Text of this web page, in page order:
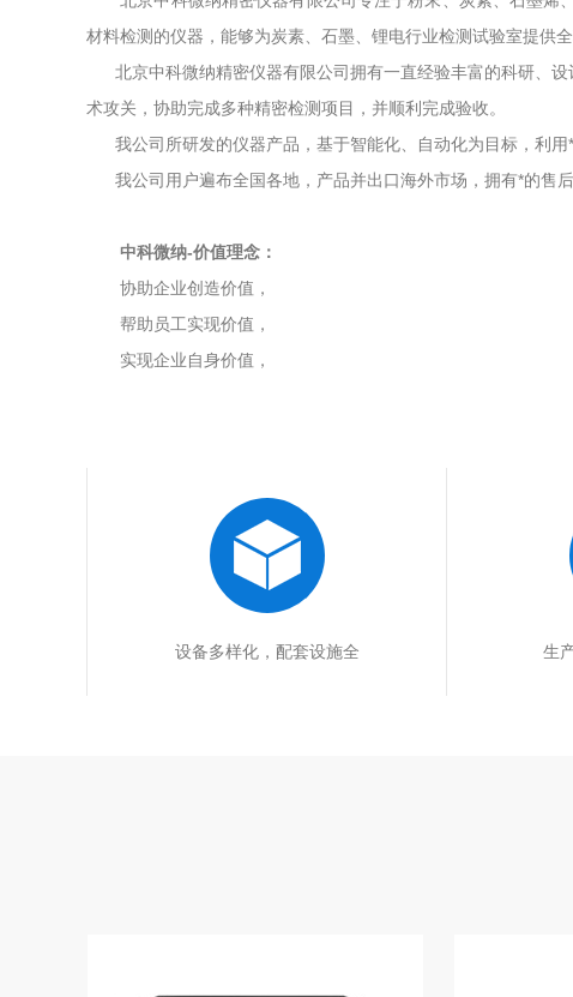
材料检测的仪器，能够为炭素、石墨、锂电行业检测试验室提供全
北京中科微纳精密仪器有限公司拥有一直经验丰富的科研、设
术攻关，协助完成多种精密检测项目，并顺利完成验收。
我公司所研发的仪器产品，基于智能化、自动化为目标，利用
我公司用户遍布全国各地，产品并出口海外市场，拥有*的售
中科微纳-价值理念：
协助企业创造价值，
帮助员工实现价值，
实现企业自身价值，
设备多样化，配套设施全 生